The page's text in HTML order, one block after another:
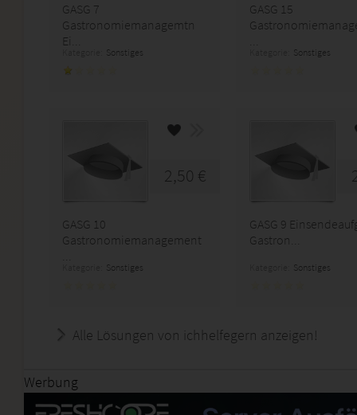
GASG 7
Gastronomiemanagemtn
Ei...
Sonstiges
GASG 15
Sonstiges
2,50 €
GASG 10
Gastronomiemanagement
Sonstiges
GASG 9
Gastron...
Sonstiges
Alle Lösungen von ichhelfegern anzeigen!
Werbung